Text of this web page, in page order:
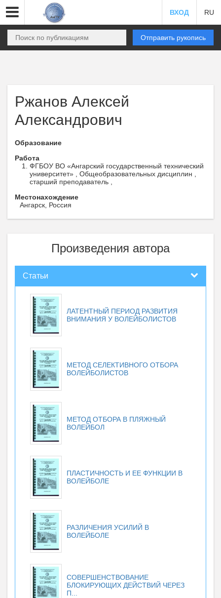
ВХОД RU
Отправить рукопись
Ржанов Алексей
Александрович
Образование
Работа
ФГБОУ ВО «Ангарский государственный технический
университет» , Общеобразовательных дисциплин ,
старший преподаватель ,
Местонахождение
Ангарск, Россия
Произведения автора
Статьи
ЛАТЕНТНЫЙ ПЕРИОД РАЗВИТИЯ
ВНИМАНИЯ У ВОЛЕЙБОЛИСТОВ
МЕТОД СЕЛЕКТИВНОГО ОТБОРА
ВОЛЕЙБОЛИСТОВ
МЕТОД ОТБОРА В ПЛЯЖНЫЙ
ВОЛЕЙБОЛ
ПЛАСТИЧНОСТЬ И ЕЕ ФУНКЦИИ В
ВОЛЕЙБОЛЕ
РАЗЛИЧЕНИЯ УСИЛИЙ В
ВОЛЕЙБОЛЕ
СОВЕРШЕНСТВОВАНИЕ
БЛОКИРУЮЩИХ ДЕЙСТВИЙ ЧЕРЕЗ
П...